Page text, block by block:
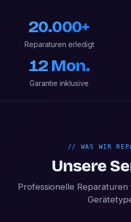
20.000+
Reparaturen erledigt
12 Mon.
Garantie inklusive
// WAS WIR
Unsere
Professionelle